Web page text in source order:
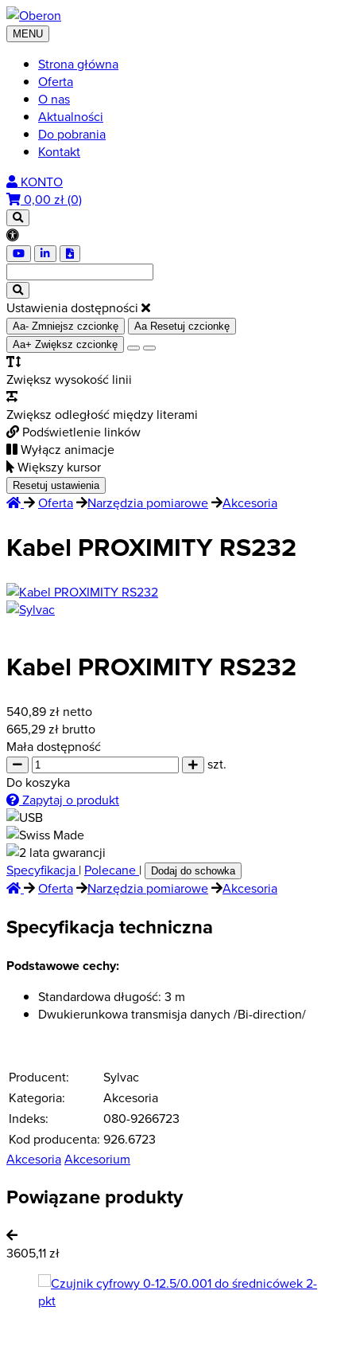
MENU
Strona główna
Oferta
O nas
Aktualności
Do pobrania
Kontakt
KONTO
0,00 zł (0)
Ustawienia dostępności
Aa- Zmniejsz czcionkę Aa Resetuj czcionkę
Aa+ Zwiększ czcionkę
Zwiększ wysokość linii
Zwiększ odległość między literami
Podświetlenie linków
Wyłącz animacje
Większy kursor
Resetuj ustawienia
Oferta Narzędzia pomiarowe Akcesoria
Kabel PROXIMITY RS232
Kabel PROXIMITY RS232
540,89zł netto
665,29zł brutto
Mała dostępność
szt.
Do koszyka
Zapytaj o produkt
Specyfikacja | Polecane | Dodaj do schowka
Oferta Narzędzia pomiarowe Akcesoria
Specyfikacja techniczna
Podstawowe cechy:
Standardowa długość: 3 m
Dwukierunkowa transmisja danych /Bi-direction/
Producent:
Sylvac
Kategoria:
Akcesoria
Indeks:
080-9266723
Kod producenta: 926.6723
AkcesoriaAkcesorium
Powiązane produkty
3605,11 zł